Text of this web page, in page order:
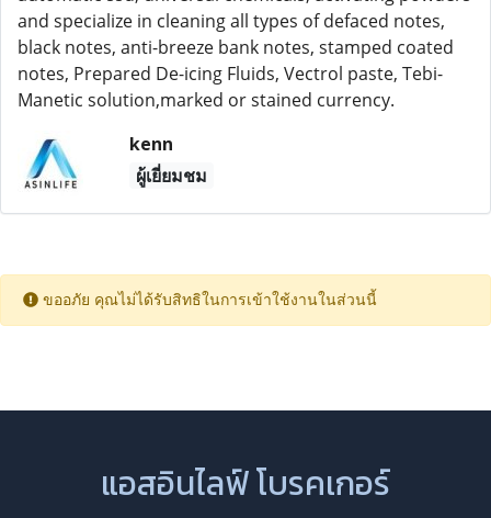
and specialize in cleaning all types of defaced notes,
black notes, anti-breeze bank notes, stamped coated
notes, Prepared De-icing Fluids, Vectrol paste, Tebi-
Manetic solution,marked or stained currency.
kenn
ผู้เยี่ยมชม
ขออภัย คุณไม่ได้รับสิทธิในการเข้าใช้งานในส่วนนี้
แอสอินไลฟ์ โบรคเกอร์